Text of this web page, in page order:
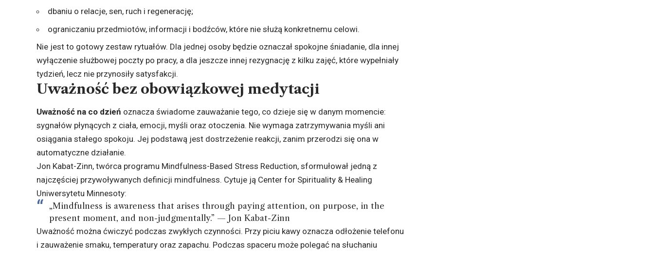
dbaniu o relacje, sen, ruch i regenerację;
ograniczaniu przedmiotów, informacji i bodźców, które nie służą konkretnemu celowi.
Nie jest to gotowy zestaw rytuałów. Dla jednej osoby będzie oznaczał spokojne śniadanie, dla innej
wyłączenie służbowej poczty po pracy, a dla jeszcze innej rezygnację z kilku zajęć, które wypełniały
tydzień, lecz nie przynosiły satysfakcji.
Uważność bez obowiązkowej medytacji
Uważność na co dzień oznacza świadome zauważanie tego, co dzieje się w danym momencie:
sygnałów płynących z ciała, emocji, myśli oraz otoczenia. Nie wymaga zatrzymywania myśli ani
osiągania stałego spokoju. Jej podstawą jest dostrzeżenie reakcji, zanim przerodzi się ona w
automatyczne działanie.
Jon Kabat-Zinn, twórca programu Mindfulness-Based Stress Reduction, sformułował jedną z
najczęściej przywoływanych definicji mindfulness. Cytuje ją Center for Spirituality & Healing
Uniwersytetu Minnesoty:
„Mindfulness is awareness that arises through paying attention, on purpose, in the
present moment, and non-judgmentally.” — Jon Kabat-Zinn
Uważność można ćwiczyć podczas zwykłych czynności. Przy piciu kawy oznacza odłożenie telefonu
i zauważenie smaku, temperatury oraz zapachu. Podczas spaceru może polegać na słuchaniu